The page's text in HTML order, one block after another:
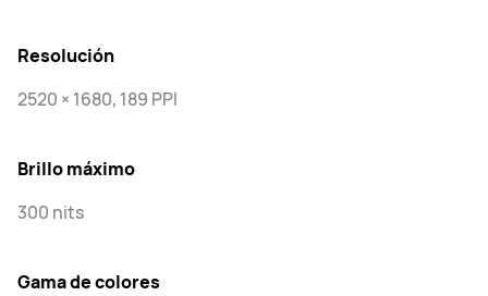
Resolución
2520 × 1680, 189 PPI
Brillo máximo
300 nits
Gama de colores